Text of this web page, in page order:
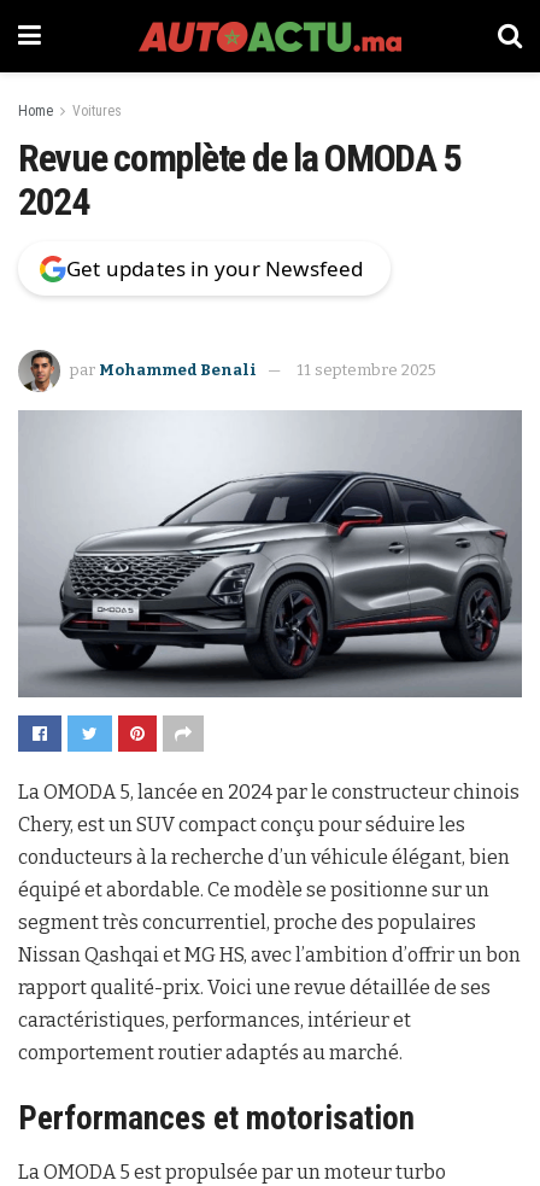
Home Voitures
Revue complète de la OMODA 5
2024
Get updates in your Newsfeed
par Mohammed Benali 11 septembre 2025
La OMODA 5, lancée en 2024 par le constructeur chinois
Chery, est un SUV compact conçu pour séduire les
conducteurs à la recherche d’un véhicule élégant, bien
équipé et abordable. Ce modèle se positionne sur un
segment très concurrentiel, proche des populaires
Nissan Qashqai et MG HS, avec l’ambition d’offrir un bon
rapport qualité-prix. Voici une revue détaillée de ses
caractéristiques, performances, intérieur et
comportement routier adaptés au marché.
Performances et motorisation
La OMODA 5 est propulsée par un moteur turbo